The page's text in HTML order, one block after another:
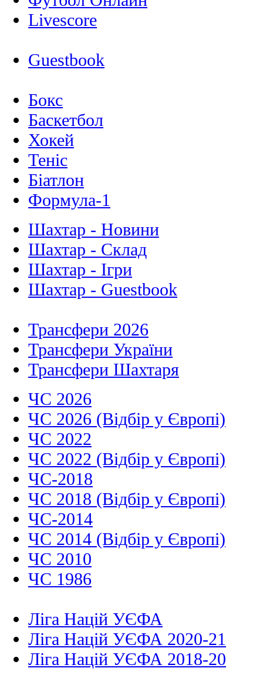
Livescore
Guestbook
Бокс
Баскетбол
Хокей
Теніс
Біатлон
Формула-1
Шахтар - Новини
Шахтар - Склад
Шахтар - Ігри
Шахтар - Guestbook
Трансфери 2026
Трансфери України
Трансфери Шахтаря
ЧС 2026
ЧС 2026 (Відбір у Європі)
ЧС 2022
ЧС 2022 (Відбір у Європі)
ЧС-2018
ЧС 2018 (Відбір у Європі)
ЧС-2014
ЧС 2014 (Відбір у Європі)
ЧС 2010
ЧС 1986
Ліга Націй УЄФА
Ліга Націй УЄФА 2020-21
Ліга Націй УЄФА 2018-20